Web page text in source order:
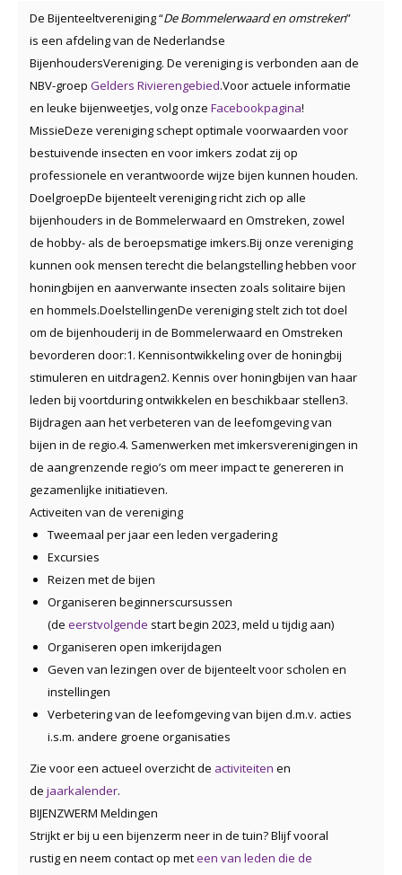
De Bijenteeltvereniging “De Bommelerwaard en omstreken”
is een afdeling van de Nederlandse
BijenhoudersVereniging. De vereniging is verbonden aan de
NBV-groep Gelders Rivierengebied.Voor actuele informatie
en leuke bijenweetjes, volg onze Facebookpagina!
MissieDeze vereniging schept optimale voorwaarden voor
bestuivende insecten en voor imkers zodat zij op
professionele en verantwoorde wijze bijen kunnen houden.
DoelgroepDe bijenteelt vereniging richt zich op alle
bijenhouders in de Bommelerwaard en Omstreken, zowel
de hobby- als de beroepsmatige imkers.Bij onze vereniging
kunnen ook mensen terecht die belangstelling hebben voor
honingbijen en aanverwante insecten zoals solitaire bijen
en hommels.DoelstellingenDe vereniging stelt zich tot doel
om de bijenhouderij in de Bommelerwaard en Omstreken
bevorderen door:1. Kennisontwikkeling over de honingbij
stimuleren en uitdragen2. Kennis over honingbijen van haar
leden bij voortduring ontwikkelen en beschikbaar stellen3.
Bijdragen aan het verbeteren van de leefomgeving van
bijen in de regio.4. Samenwerken met imkersverenigingen in
de aangrenzende regio’s om meer impact te genereren in
gezamenlijke initiatieven.
Activeiten van de vereniging
Tweemaal per jaar een leden vergadering
Excursies
Reizen met de bijen
Organiseren beginnerscursussen
(de eerstvolgende start begin 2023, meld u tijdig aan)
Organiseren open imkerijdagen
Geven van lezingen over de bijenteelt voor scholen en
instellingen
Verbetering van de leefomgeving van bijen d.m.v. acties
i.s.m. andere groene organisaties
Zie voor een actueel overzicht de activiteiten en
de jaarkalender.
BIJENZWERM Meldingen
Strijkt er bij u een bijenzerm neer in de tuin? Blijf vooral
rustig en neem contact op meteen van leden die de